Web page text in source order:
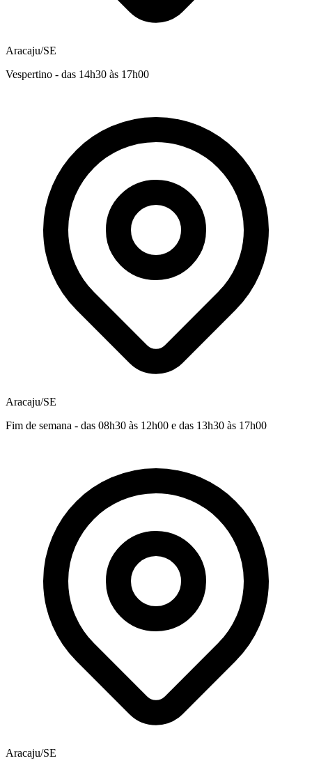
Aracaju/SE
Vespertino - das 14h30 às 17h00
Aracaju/SE
Fim de semana - das 08h30 às 12h00 e das 13h30 às 17h00
Aracaju/SE